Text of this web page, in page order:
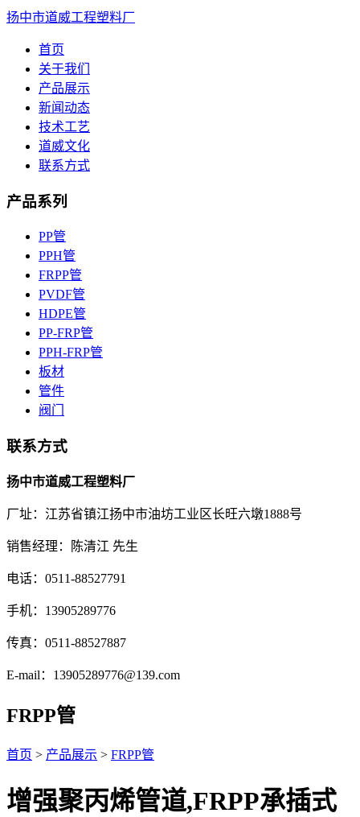
扬中市道威工程塑料厂
首页
关于我们
产品展示
新闻动态
技术工艺
道威文化
联系方式
产品系列
PP管
PPH管
FRPP管
PVDF管
HDPE管
PP-FRP管
PPH-FRP管
板材
管件
阀门
联系方式
扬中市道威工程塑料厂
厂址：江苏省镇江扬中市油坊工业区长旺六墩1888号
销售经理：陈清江 先生
电话：0511-88527791
手机：13905289776
传真：0511-88527887
E-mail：13905289776@139.com
FRPP管
首页 > 产品展示 > FRPP管
增强聚丙烯管道,FRPP承插式